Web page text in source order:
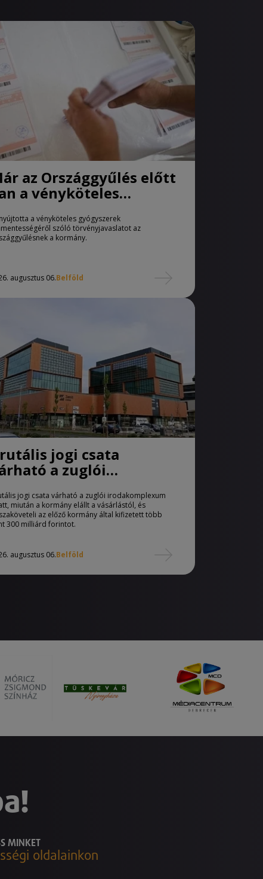
az Országgyűlés előtt
a vényköteles
gyógyszerek
szóló
a vényköteles gyógyszerek
szóló törvényjavaslatot az
a kormány.
augusztus 06.Belföld
jogi csata
a zuglói
irodakomplexum miatt
jogi csata várható a zuglói irodakomplexum
miután a kormány elállt a vásárlástól, és
az előző kormány által kifizetett több
300 milliárd forintot.
augusztus 06.Belföld
MINKET
oldalainkon